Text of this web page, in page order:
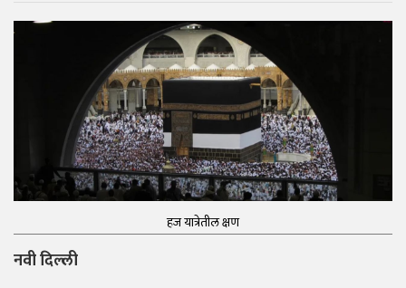
हज यात्रेतील क्षण
नवी दिल्ली